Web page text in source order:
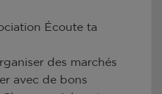
Écoute ta
des marchés
avec de bons